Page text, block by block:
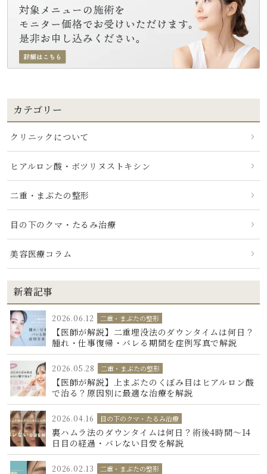
カテゴリー
クリニックについて
ヒアルロン酸・ボツリヌストキシン
二重・まぶたの整形
目の下のクマ・たるみ治療
美容医療コラム
新着記事
2026.06.12 二重・まぶたの整形
【医師が解説】二重埋没法のダウンタイムは何日？
腫れ・仕事復帰・バレる期間を症例写真で解説
2026.05.28 二重・まぶたの整形
【医師が解説】上まぶたのくぼみ目はヒアルロン酸
で治る？原因別に最適な治療を解説
2026.04.16 目の下のクマ・たるみ治療
裏ハムラ法のダウンタイムは何日？術後4時間〜14
日目の経過・バレない目安を解説
2026.02.13 二重・まぶたの整形